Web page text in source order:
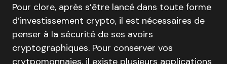
Pour clore, après s’être lancé dans toute forme
d’investissement crypto, il est nécessaires de
penser à la sécurité de ses avoirs
cryptographiques. Pour conserver vos
crytpomonnaies, il existe plusieurs applications